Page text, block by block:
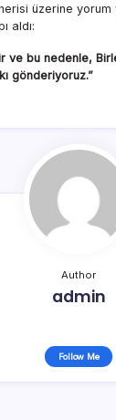
üzerine yorum
aldı:
ve bu nedenle,
gönderiyoruz.”
Author
admin
Follow Me